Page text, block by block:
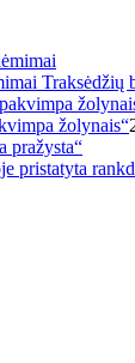
Traksėdžių
žolynais“
pristatyta